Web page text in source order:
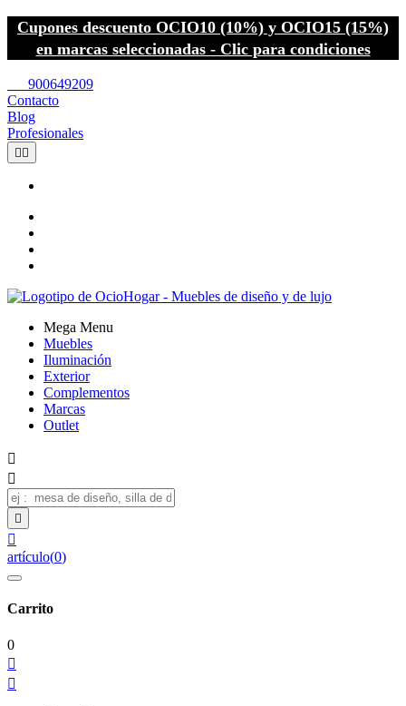
Cupones descuento OCIO10 (10%) y OCIO15 (15%)
en marcas seleccionadas - Clic para condiciones
900649209
Contacto
Blog
Profesionales
 
Mega Menu
Muebles
Iluminación
Exterior
Complementos
Marcas
Outlet




artículo(0)
Carrito
0

